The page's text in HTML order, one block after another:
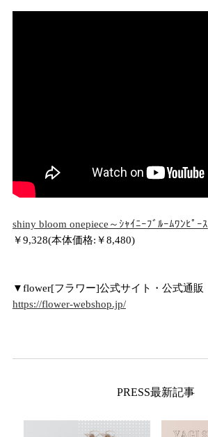
shiny bloom onepiece～ｼｬｲﾆｰﾌﾞﾙｰﾑﾜﾝﾋﾟｰｽ
￥9,328(本体価格:￥8,480)
▼flower[フラワー]公式サイト・公式通販
https://flower-webshop.jp/
PRESS最新記事